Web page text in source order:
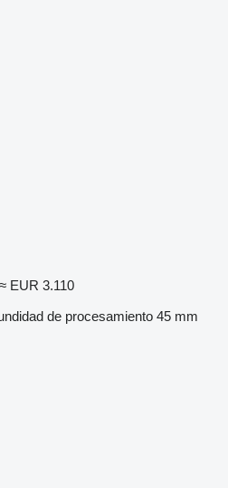
≈ EUR 3.110
de procesamiento 45 mm